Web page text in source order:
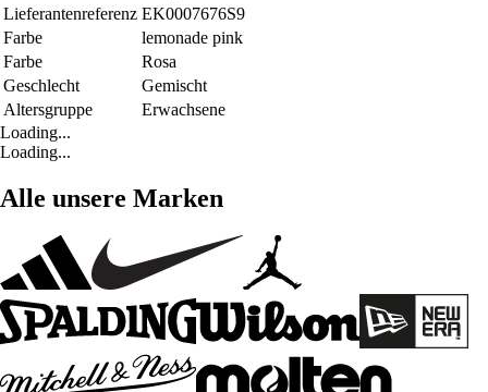
Lieferantenreferenz EK0007676S9
Farbe
lemonade pink
Farbe
Rosa
Geschlecht
Gemischt
Altersgruppe
Erwachsene
Loading...
Loading...
Alle unsere Marken